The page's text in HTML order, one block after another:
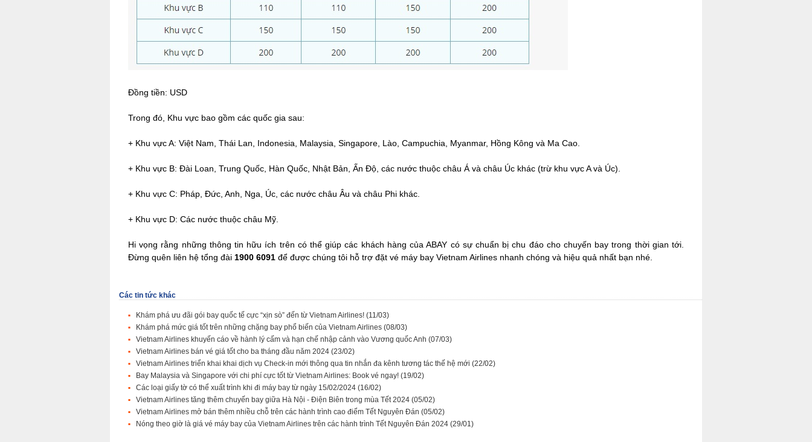
Đồng tiền: USD
Trong đó, Khu vực bao gồm các quốc gia sau:
+ Khu vực A: Việt Nam, Thái Lan, Indonesia, Malaysia, Singapore, Lào, Campuchia, Myanmar, Hồng Kông và Ma Cao.
+ Khu vực B: Đài Loan, Trung Quốc, Hàn Quốc, Nhật Bản, Ấn Độ, các nước thuộc châu Á và châu Úc khác (trừ khu vực A và Úc).
+ Khu vực C: Pháp, Đức, Anh, Nga, Úc, các nước châu Âu và châu Phi khác.
+ Khu vực D: Các nước thuộc châu Mỹ.
Hi vọng rằng những thông tin hữu ích trên có thể giúp các khách hàng của ABAY có sự chuẩn bị chu đáo cho chuyến bay trong thời gian tới.
Đừng quên liên hệ tổng đài 1900 6091 để được chúng tôi hỗ trợ đặt vé máy bay Vietnam Airlines nhanh chóng và hiệu quả nhất bạn nhé.
Các tin tức khác
Khám phá ưu đãi gói bay quốc tế cực “xịn sò” đến từ Vietnam Airlines! (11/03)
Khám phá mức giá tốt trên những chặng bay phổ biến của Vietnam Airlines (08/03)
Vietnam Airlines khuyến cáo về hành lý cấm và hạn chế nhập cảnh vào Vương quốc Anh (07/03)
Vietnam Airlines bán vé giá tốt cho ba tháng đầu năm 2024 (23/02)
Vietnam Airlines triển khai khai dịch vụ Check-in mới thông qua tin nhắn đa kênh tương tác thế hệ mới (22/02)
Bay Malaysia và Singapore với chi phí cực tốt từ Vietnam Airlines: Book vé ngay! (19/02)
Các loại giấy tờ có thể xuất trình khi đi máy bay từ ngày 15/02/2024 (16/02)
Vietnam Airlines tăng thêm chuyến bay giữa Hà Nội - Điện Biên trong mùa Tết 2024 (05/02)
Vietnam Airlines mở bán thêm nhiều chỗ trên các hành trình cao điểm Tết Nguyên Đán (05/02)
Nóng theo giờ là giá vé máy bay của Vietnam Airlines trên các hành trình Tết Nguyên Đán 2024 (29/01)